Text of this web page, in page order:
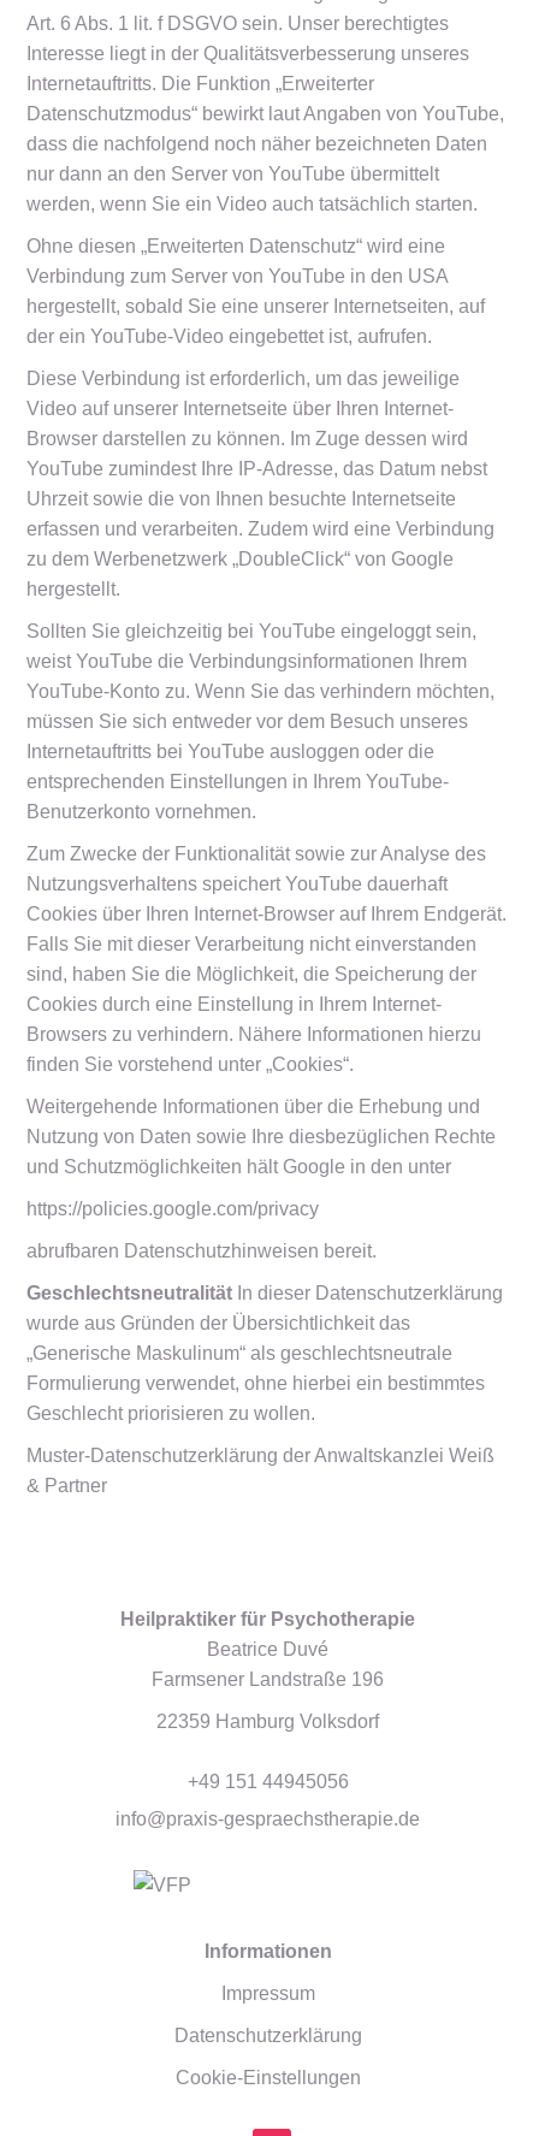
Art. 6 Abs. 1 lit. f DSGVO sein. Unser berechtigtes
Interesse liegt in der Qualitätsverbesserung unseres
Internetauftritts. Die Funktion „Erweiterter
Datenschutzmodus“ bewirkt laut Angaben von YouTube,
dass die nachfolgend noch näher bezeichneten Daten
nur dann an den Server von YouTube übermittelt
werden, wenn Sie ein Video auch tatsächlich starten.
Ohne diesen „Erweiterten Datenschutz“ wird eine
Verbindung zum Server von YouTube in den USA
hergestellt, sobald Sie eine unserer Internetseiten, auf
der ein YouTube-Video eingebettet ist, aufrufen.
Diese Verbindung ist erforderlich, um das jeweilige
Video auf unserer Internetseite über Ihren Internet-
Browser darstellen zu können. Im Zuge dessen wird
YouTube zumindest Ihre IP-Adresse, das Datum nebst
Uhrzeit sowie die von Ihnen besuchte Internetseite
erfassen und verarbeiten. Zudem wird eine Verbindung
zu dem Werbenetzwerk „DoubleClick“ von Google
hergestellt.
Sollten Sie gleichzeitig bei YouTube eingeloggt sein,
weist YouTube die Verbindungsinformationen Ihrem
YouTube-Konto zu. Wenn Sie das verhindern möchten,
müssen Sie sich entweder vor dem Besuch unseres
Internetauftritts bei YouTube ausloggen oder die
entsprechenden Einstellungen in Ihrem YouTube-
Benutzerkonto vornehmen.
Zum Zwecke der Funktionalität sowie zur Analyse des
Nutzungsverhaltens speichert YouTube dauerhaft
Cookies über Ihren Internet-Browser auf Ihrem Endgerät.
Falls Sie mit dieser Verarbeitung nicht einverstanden
sind, haben Sie die Möglichkeit, die Speicherung der
Cookies durch eine Einstellung in Ihrem Internet-
Browsers zu verhindern. Nähere Informationen hierzu
finden Sie vorstehend unter „Cookies“.
Weitergehende Informationen über die Erhebung und
Nutzung von Daten sowie Ihre diesbezüglichen Rechte
und Schutzmöglichkeiten hält Google in den unter
https://policies.google.com/privacy
abrufbaren Datenschutzhinweisen bereit.
Geschlechtsneutralität In dieser Datenschutzerklärung
wurde aus Gründen der Übersichtlichkeit das
„Generische Maskulinum“ als geschlechtsneutrale
Formulierung verwendet, ohne hierbei ein bestimmtes
Geschlecht priorisieren zu wollen.
Muster-Datenschutzerklärung derAnwaltskanzlei Weiß
& Partner
Heilpraktiker für Psychotherapie
Beatrice Duvé
Farmsener Landstraße 196
22359 Hamburg Volksdorf
+49 151 44945056
info@praxis-gespraechstherapie.de
Informationen
Impressum
Datenschutzerklärung
Cookie-Einstellungen